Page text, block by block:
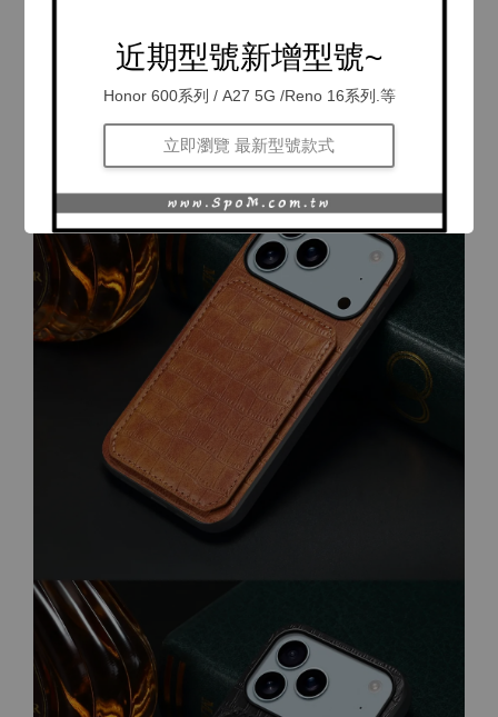
近期型號新增型號~
Honor 600系列 / A27 5G /Reno 16系列.等
立即瀏覽 最新型號款式